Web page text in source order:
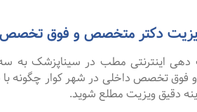
دکتر متخصص و فوق تخصص
دهی اینترنتی مطب در سیناپزشک به
تخصص داخلی در شهر کوار چگونه با
دقیق ویزیت مطلع شوید.